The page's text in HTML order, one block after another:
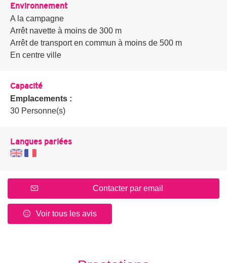
Environnement
A la campagne
Arrêt navette à moins de 300 m
Arrêt de transport en commun à moins de 500 m
En centre ville
Capacité
Emplacements :
30 Personne(s)
Langues parlées
Contacter par email
Voir tous les avis